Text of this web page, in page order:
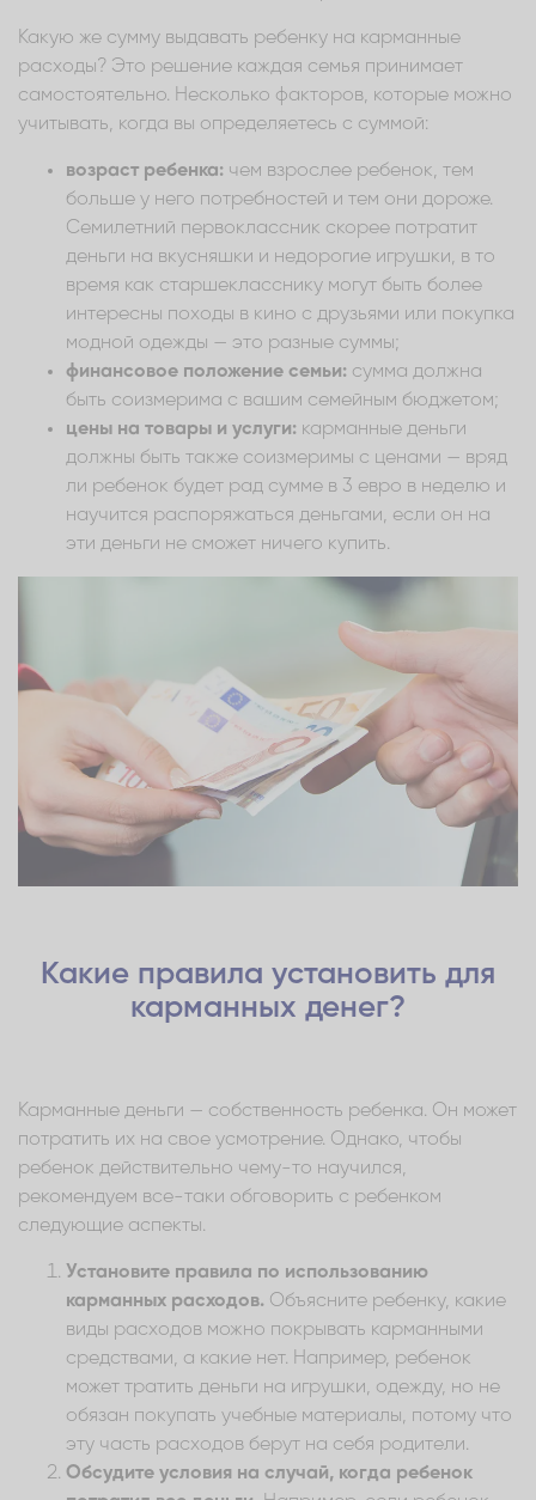
Какую же сумму выдавать ребенку на карманные
расходы? Это решение каждая семья принимает
самостоятельно. Несколько факторов, которые можно
учитывать, когда вы определяетесь с суммой:
возраст ребенка: чем взрослее ребенок, тем
больше у него потребностей и тем они дороже.
Семилетний первоклассник скорее потратит
деньги на вкусняшки и недорогие игрушки, в то
время как старшекласснику могут быть более
интересны походы в кино с друзьями или покупка
модной одежды — это разные суммы;
финансовое положение семьи: сумма должна
быть соизмерима с вашим семейным бюджетом;
цены на товары и услуги: карманные деньги
должны быть также соизмеримы с ценами — вряд
ли ребенок будет рад сумме в 3 евро в неделю и
научится распоряжаться деньгами, если он на
эти деньги не сможет ничего купить.
Какие правила установить для
карманных денег?
Карманные деньги — собственность ребенка. Он может
потратить их на свое усмотрение. Однако, чтобы
ребенок действительно чему-то научился,
рекомендуем все-таки обговорить с ребенком
следующие аспекты.
Установите правила по использованию
карманных расходов. Объясните ребенку, какие
виды расходов можно покрывать карманными
средствами, а какие нет. Например, ребенок
может тратить деньги на игрушки, одежду, но не
обязан покупать учебные материалы, потому что
эту часть расходов берут на себя родители.
Обсудите условия на случай, когда ребенок